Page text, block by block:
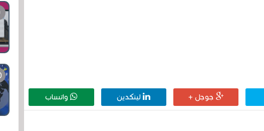
جوجل + لينكدين واتساب